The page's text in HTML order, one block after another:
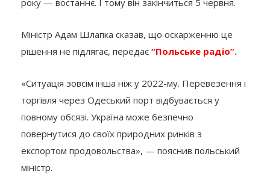
Міністр Адам Шлапка сказав, що оскарженню це
рішення не підлягає, передає “Польське радіо”.
«Ситуація зовсім інша ніж у 2022-му. Перевезення і
торгівля через Одеський порт відбувається у
повному обсязі. Україна може безпечно
повернутися до своїх природних ринків з
експортом продовольства», — пояснив польський
міністр.